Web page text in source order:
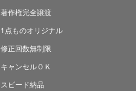
著作権完全譲渡
1点ものオリジナル
修正回数無制限
キャンセルＯＫ
スピード納品